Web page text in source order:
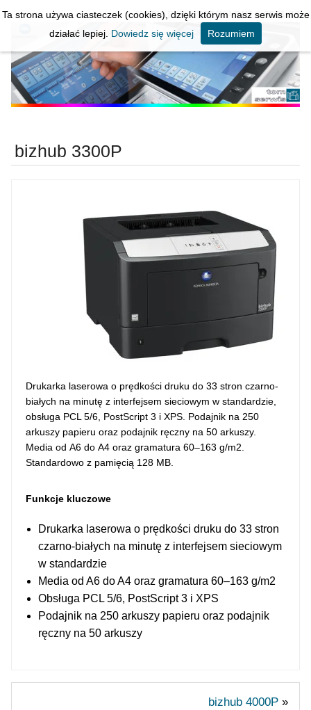
KOPIARKI * DRUKARKI * SERWIS
bizhub 3300P
Drukarka laserowa o prędkości druku do 33 stron czarno-
białych na minutę z interfejsem sieciowym w standardzie,
obsługa PCL 5/6, PostScript 3 i XPS. Podajnik na 250
arkuszy papieru oraz podajnik ręczny na 50 arkuszy.
Media od A6 do A4 oraz gramatura 60–163 g/m2.
Standardowo z pamięcią 128 MB.
Funkcje kluczowe
Drukarka laserowa o prędkości druku do 33 stron
czarno-białych na minutę z interfejsem sieciowym
w standardzie
Media od A6 do A4 oraz gramatura 60–163 g/m2
Obsługa PCL 5/6, PostScript 3 i XPS
Podajnik na 250 arkuszy papieru oraz podajnik
ręczny na 50 arkuszy
bizhub 4000P »
Ta strona używa ciasteczek (cookies), dzięki którym nasz serwis może
działać lepiej. Dowiedz się więcej Rozumiem